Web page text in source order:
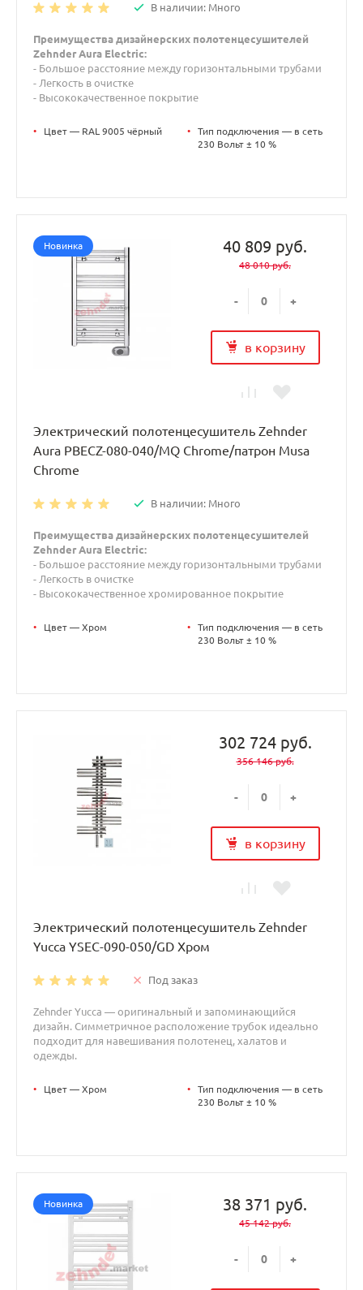
В наличии: Много
Преимущества дизайнерских полотенцесушителей
Zehnder Aura Electric:
- Большое расстояние между горизонтальными трубами
- Легкость в очистке
- Высококачественное покрытие
• Цвет — RAL 9005 чёрный •
Тип подключения — в сеть
230 Вольт ± 10 %
Новинка 40 809 руб.
48 010 руб.
- +
в корзину
Электрический полотенцесушитель Zehnder
Aura PBECZ-080-040/MQ Chrome/патрон Musa
Chrome
В наличии: Много
Преимущества дизайнерских полотенцесушителей
Zehnder Aura Electric:
- Большое расстояние между горизонтальными трубами
- Легкость в очистке
- Высококачественное хромированное покрытие
• Цвет — Хром •
Тип подключения — в сеть
230 Вольт ± 10 %
302 724 руб.
356 146 руб.
- +
в корзину
Электрический полотенцесушитель Zehnder
Yucca YSEC-090-050/GD Хром
Под заказ
Zehnder Yucca — оригинальный и запоминающийся
дизайн. Симметричное расположение трубок идеально
подходит для навешивания полотенец, халатов и
одежды.
• Цвет — Хром •
Тип подключения — в сеть
230 Вольт ± 10 %
Новинка 38 371 руб.
45 142 руб.
- +